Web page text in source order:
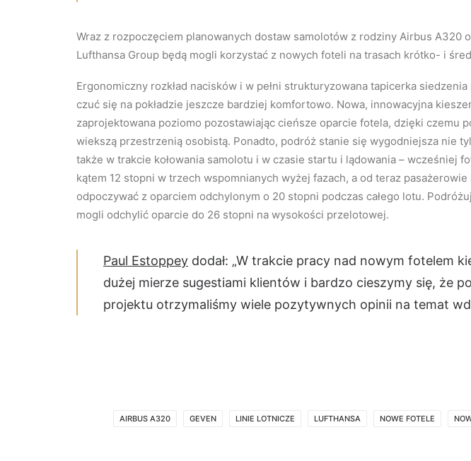
Wraz z rozpoczęciem planowanych dostaw samolotów z rodziny Airbus A320
Lufthansa Group będą mogli korzystać z nowych foteli na trasach krótko- i
Ergonomiczny rozkład nacisków i w pełni strukturyzowana tapicerka
czuć się na pokładzie jeszcze bardziej komfortowo. Nowa, innowacyjna
zaprojektowana poziomo pozostawiając cieńsze oparcie fotela, dzięki czemu
wiekszą przestrzenią osobistą. Ponadto, podróż stanie się wygodniejsza nie
także w trakcie kołowania samolotu i w czasie startu i lądowania – wcześniej
kątem 12 stopni w trzech wspomnianych wyżej fazach, a od teraz
odpoczywać z oparciem odchylonym o 20 stopni podczas całego lotu.
mogli odchylić oparcie do 26 stopni na wysokości przelotowej.
Paul Estoppey dodał: „W trakcie pracy nad nowym fotelem
dużej mierze sugestiami klientów i bardzo cieszymy się, że
projektu otrzymaliśmy wiele pozytywnych opinii na temat
AIRBUS A320 GEVEN LINIE LOTNICZE LUFTHANSA NOWE FOTELE